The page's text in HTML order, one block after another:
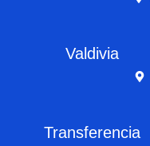
Valdivia
Transferencia